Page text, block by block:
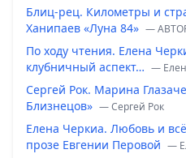
Блиц-рец. Километры и
Ханипаев «Луна 84» —
По ходу чтения. Елена
клубничный аспект… —
Сергей Рок. Марина
Близнецов» — Сергей Рок
Елена Черкиа. Любовь и
прозе Евгении Перовой —